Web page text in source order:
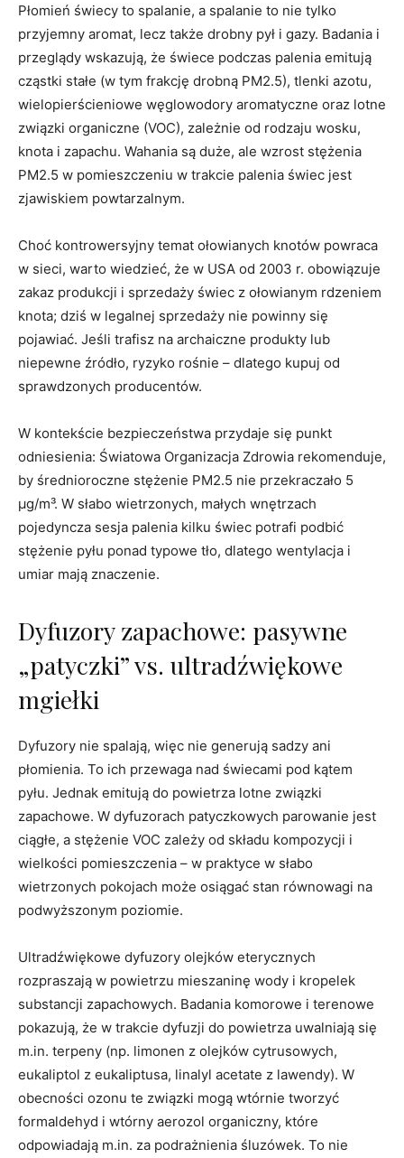
Płomień świecy to spalanie, a spalanie to nie tylko
przyjemny aromat, lecz także drobny pył i gazy. Badania i
przeglądy wskazują, że świece podczas palenia emitują
cząstki stałe (w tym frakcję drobną PM2.5), tlenki azotu,
wielopierścieniowe węglowodory aromatyczne oraz lotne
związki organiczne (VOC), zależnie od rodzaju wosku,
knota i zapachu. Wahania są duże, ale wzrost stężenia
PM2.5 w pomieszczeniu w trakcie palenia świec jest
zjawiskiem powtarzalnym.
Choć kontrowersyjny temat ołowianych knotów powraca
w sieci, warto wiedzieć, że w USA od 2003 r. obowiązuje
zakaz produkcji i sprzedaży świec z ołowianym rdzeniem
knota; dziś w legalnej sprzedaży nie powinny się
pojawiać. Jeśli trafisz na archaiczne produkty lub
niepewne źródło, ryzyko rośnie – dlatego kupuj od
sprawdzonych producentów.
W kontekście bezpieczeństwa przydaje się punkt
odniesienia: Światowa Organizacja Zdrowia rekomenduje,
by średnioroczne stężenie PM2.5 nie przekraczało 5
μg/m³. W słabo wietrzonych, małych wnętrzach
pojedyncza sesja palenia kilku świec potrafi podbić
stężenie pyłu ponad typowe tło, dlatego wentylacja i
umiar mają znaczenie.
Dyfuzory zapachowe: pasywne
„patyczki” vs. ultradźwiękowe
mgiełki
Dyfuzory nie spalają, więc nie generują sadzy ani
płomienia. To ich przewaga nad świecami pod kątem
pyłu. Jednak emitują do powietrza lotne związki
zapachowe. W dyfuzorach patyczkowych parowanie jest
ciągłe, a stężenie VOC zależy od składu kompozycji i
wielkości pomieszczenia – w praktyce w słabo
wietrzonych pokojach może osiągać stan równowagi na
podwyższonym poziomie.
Ultradźwiękowe dyfuzory olejków eterycznych
rozpraszają w powietrzu mieszaninę wody i kropelek
substancji zapachowych. Badania komorowe i terenowe
pokazują, że w trakcie dyfuzji do powietrza uwalniają się
m.in. terpeny (np. limonen z olejków cytrusowych,
eukaliptol z eukaliptusa, linalyl acetate z lawendy). W
obecności ozonu te związki mogą wtórnie tworzyć
formaldehyd i wtórny aerozol organiczny, które
odpowiadają m.in. za podrażnienia śluzówek. To nie